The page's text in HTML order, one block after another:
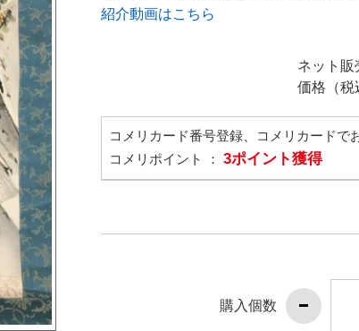
紹介動画はこちら
ネット販
価格（税
コメリカード番号登録、コメリカードで
コメリポイント ： 3ポイント獲得
購入個数